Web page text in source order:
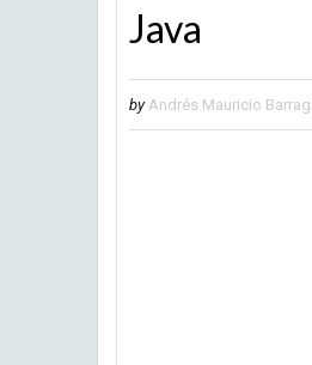
Java
by Andrés Mauricio